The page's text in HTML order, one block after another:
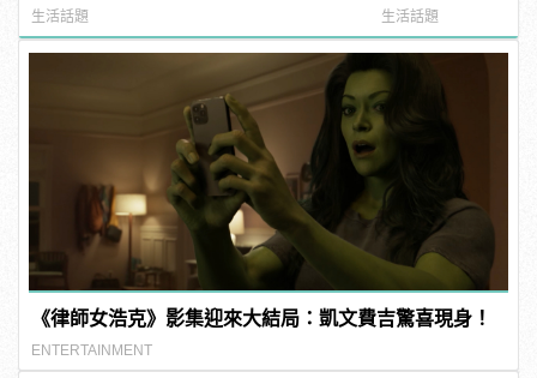
鏡？
生活話題 生活話題
《律師女浩克》影集迎來大結局：凱文費吉驚喜現身！
ENTERTAINMENT